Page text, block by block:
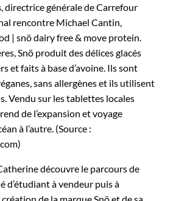
, directrice générale de Carrefour
rencontre Michael Cantin,
| snö dairy free & move protein.
Snö produit des délices glacés
et faits à base d’avoine. Ils sont
sans allergènes et ils utilisent
Vendu sur les tablettes locales
de l’expansion et voyage
à l’autre. (Source :
découvre le parcours de
d’étudiant à vendeur puis à
de la marque Snö et de sa